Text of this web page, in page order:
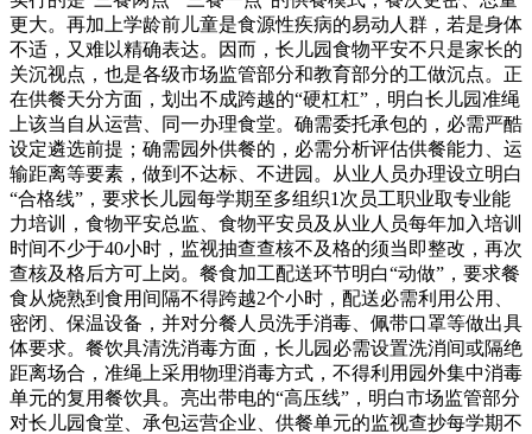
更大。再加上学龄前儿童是食源性疾病的易动人群，若是身体
不适，又难以精确表达。因而，长儿园食物平安不只是家长的
关沉视点，也是各级市场监管部分和教育部分的工做沉点。正
在供餐天分方面，划出不成跨越的“硬杠杠”，明白长儿园准绳
上该当自从运营、同一办理食堂。确需委托承包的，必需严酷
设定遴选前提；确需园外供餐的，必需分析评估供餐能力、运
输距离等要素，做到不达标、不进园。从业人员办理设立明白
“合格线”，要求长儿园每学期至多组织1次员工职业取专业能
力培训，食物平安总监、食物平安员及从业人员每年加入培训
时间不少于40小时，监视抽查查核不及格的须当即整改，再次
查核及格后方可上岗。餐食加工配送环节明白“动做”，要求餐
食从烧熟到食用间隔不得跨越2个小时，配送必需利用公用、
密闭、保温设备，并对分餐人员洗手消毒、佩带口罩等做出具
体要求。餐饮具清洗消毒方面，长儿园必需设置洗消间或隔绝
距离场合，准绳上采用物理消毒方式，不得利用园外集中消毒
单元的复用餐饮具。亮出带电的“高压线”，明白市场监管部分
对长儿园食堂、承包运营企业、供餐单元的监视查抄每学期不